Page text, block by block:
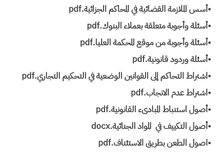
•أسس الملازمة القضائية في المحاكم الجزائية.pdf
•أسئلة وأجوبة متعلقة بعملاء البنوك.pdf
•أسئلة وأجوبة من موقع المحكمة العليا.pdf
•أسئلة وردود قانونية.pdf
•اشتراط التحاكم إلى القوانين الوضعية في التحكيم التجاري.pdf
•اشتراط عدم الانجاب.pdf
•أصول استنباط المبادىء القانونية.pdf
•أصول التكييف في المواد الجنائية.docx
•اصول الطعن بطريق الاستئناف.pdf